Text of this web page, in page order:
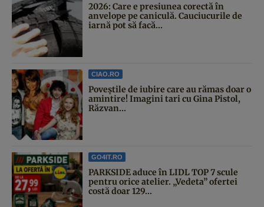
2026: Care e presiunea corectă în
anvelope pe caniculă. Cauciucurile de
iarnă pot să facă...
CIAO.RO
Poveştile de iubire care au rămas doar o
amintire! Imagini tari cu Gina Pistol,
Răzvan...
GO4IT.RO
PARKSIDE aduce în LIDL TOP 7 scule
pentru orice atelier. „Vedeta” ofertei
costă doar 129...